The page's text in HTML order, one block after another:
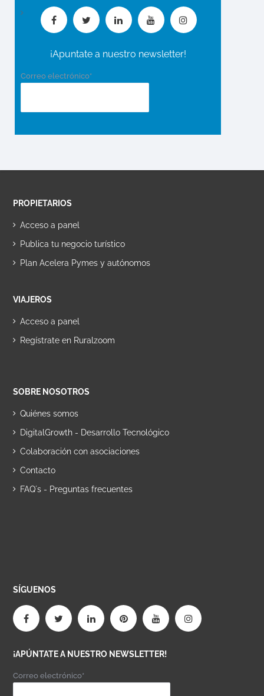
¡Apuntate a nuestro newsletter!
Correo electrónico*
PROPIETARIOS
Acceso a panel
Publica tu negocio turístico
Plan Acelera Pymes y autónomos
VIAJEROS
Acceso a panel
Regístrate en Ruralzoom
SOBRE NOSOTROS
Quiénes somos
DigitalGrowth - Desarrollo Tecnológico
Colaboración con asociaciones
Contacto
FAQ´s - Preguntas frecuentes
SÍGUENOS
¡APÚNTATE A NUESTRO NEWSLETTER!
Correo electrónico*